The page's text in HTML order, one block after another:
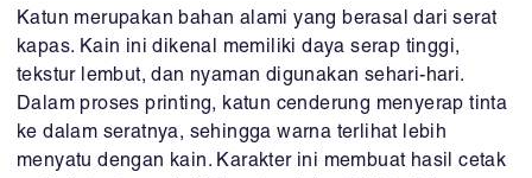
Katun merupakan bahan alami yang berasal dari serat
kapas. Kain ini dikenal memiliki daya serap tinggi,
tekstur lembut, dan nyaman digunakan sehari-hari.
Dalam proses printing, katun cenderung menyerap tinta
ke dalam seratnya, sehingga warna terlihat lebih
menyatu dengan kain. Karakter ini membuat hasil cetak